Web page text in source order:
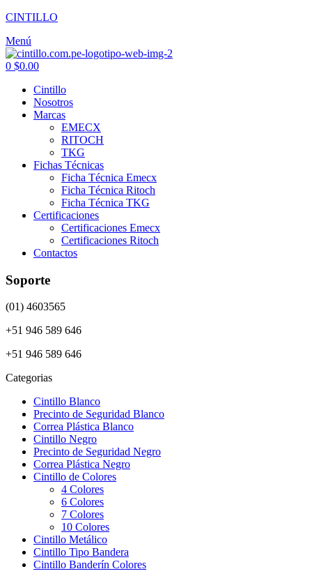
CINTILLO
Menú
0 $0.00
Cintillo
Nosotros
Marcas
EMECX
RITOCH
TKG
Fichas Técnicas
Ficha Técnica Emecx
Ficha Técnica Ritoch
Ficha Técnica TKG
Certificaciones
Certificaciones Emecx
Certificaciones Ritoch
Contactos
Soporte
(01) 4603565
+51 946 589 646
+51 946 589 646
Categorias
Cintillo Blanco
Precinto de Seguridad Blanco
Correa Plástica Blanco
Cintillo Negro
Precinto de Seguridad Negro
Correa Plástica Negro
Cintillo de Colores
4 Colores
6 Colores
7 Colores
10 Colores
Cintillo Metálico
Cintillo Tipo Bandera
Cintillo Banderín Colores